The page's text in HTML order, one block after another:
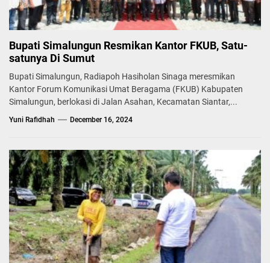
Bupati Simalungun Resmikan Kantor FKUB, Satu-
satunya Di Sumut
Bupati Simalungun, Radiapoh Hasiholan Sinaga meresmikan
Kantor Forum Komunikasi Umat Beragama (FKUB) Kabupaten
Simalungun, berlokasi di Jalan Asahan, Kecamatan Siantar,...
Yuni Rafidhah December 16, 2024